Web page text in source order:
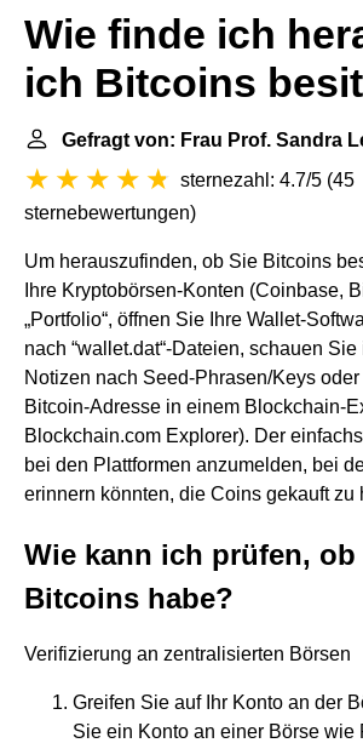
Wie finde ich
ich Bitcoins
Gefragt von: Frau Prof. Sandra
sternezahl: 4.7/5 (45
sternebewertungen)
Um herauszufinden, ob Sie Bitcoins
Ihre Kryptobörsen-Konten (Coinbase,
„Portfolio“, öffnen Sie Ihre Wallet-
nach “wallet.dat“-Dateien, schauen
Notizen nach Seed-Phrasen/Keys
Bitcoin-Adresse in einem Blockchain-
Blockchain.com Explorer). Der
bei den Plattformen anzumelden, bei
erinnern könnten, die Coins gekauft zu
Wie kann ich prüfen, ob
Bitcoins habe?
Verifizierung an zentralisierten Börsen
Greifen Sie auf Ihr Konto an der
Sie ein Konto an einer Börse wie